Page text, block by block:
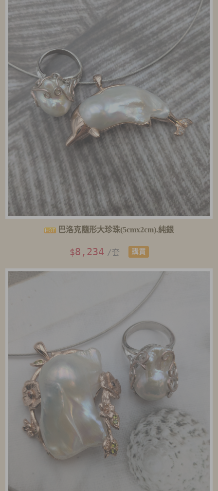
巴洛克隨形大珍珠(5cmx2cm).純銀
$8,234 /套 購買